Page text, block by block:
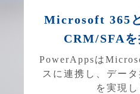
Microsoft 365
CRM/SFA
PowerAppsは
スに連携し、デー
を実現し